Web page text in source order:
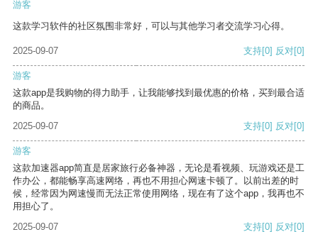
游客
这款学习软件的社区氛围非常好，可以与其他学习者交流学习心得。
2025-09-07 支持[0] 反对[0]
游客
这款app是我购物的得力助手，让我能够找到最优惠的价格，买到最合适
的商品。
2025-09-07
支持[0] 反对[0]
游客
这款加速器app简直是居家旅行必备神器，无论是看视频、玩游戏还是工
作办公，都能畅享高速网络，再也不用担心网速卡顿了。以前出差的时
候，经常因为网速慢而无法正常使用网络，现在有了这个app，我再也不
用担心了。
2025-09-07
支持[0] 反对[0]